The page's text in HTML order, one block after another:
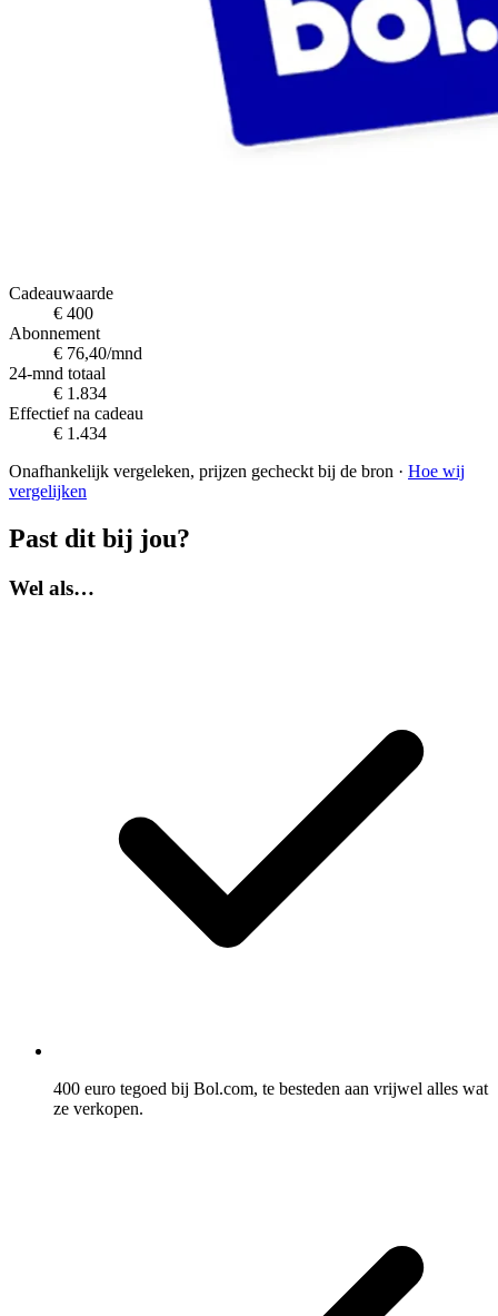
Cadeauwaarde
€ 400
Abonnement
€ 76,40/mnd
24-mnd totaal
€ 1.834
Effectief na cadeau
€ 1.434
Onafhankelijk vergeleken, prijzen gecheckt bij de bron · Hoe wij
vergelijken
Past dit bij jou?
Wel als…
400 euro tegoed bij Bol.com, te besteden aan vrijwel alles wat
ze verkopen.